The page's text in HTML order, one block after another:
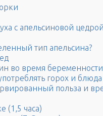
с апельсиновой цедрой
тип апельсина?
во время беременности
горох и
польза и
(1,5 часа)